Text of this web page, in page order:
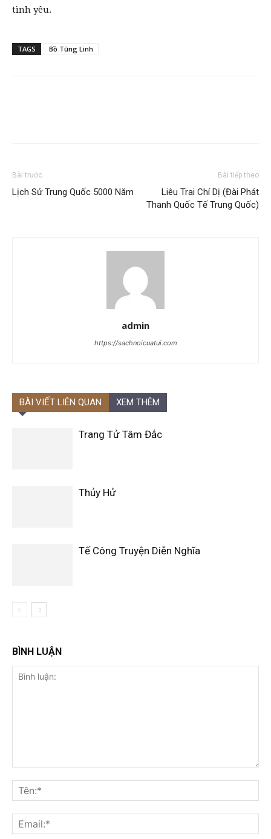
tình yêu.
TAGS Bồ Tùng Linh
Bài trước
Lịch Sử Trung Quốc 5000 Năm
Bài tiếp theo
Liêu Trai Chí Dị (Đài Phát
Thanh Quốc Tế Trung Quốc)
admin
https://sachnoicuatui.com
BÀI VIẾT LIÊN QUAN XEM THÊM
Trang Tử Tâm Đắc
Thủy Hử
Tế Công Truyện Diễn Nghĩa
BÌNH LUẬN